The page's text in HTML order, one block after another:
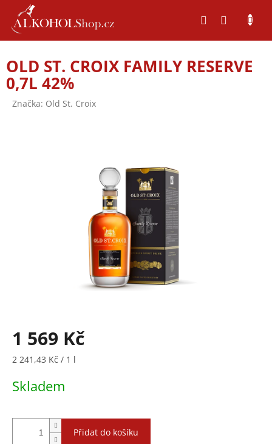
obsah
OLD ST. CROIX FAMILY RESERVE
0,7L 42%
Značka: Old St. Croix
1 569 Kč
Měrná
2 241,43 Kč / 1 l
Skladem
Přidat do košíku